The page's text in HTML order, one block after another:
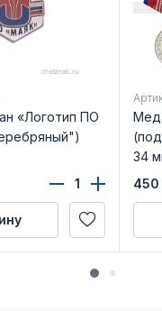
«Логотип ПО
34
450